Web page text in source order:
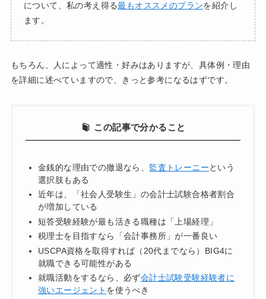
について、私の考え得る最もオススメのプランを紹介し
ます。
もちろん、人によって適性・好みはありますが、具体例・理由
を詳細に述べていますので、きっと参考になるはずです。
この記事で分かること
金銭的な理由での撤退なら、 監査トレーニーという
選択肢もある
近年は、「社会人受験生」の会計士試験合格者割合
が増加している
短答受験経験が最も活きる職種は「上場経理」
税理士を目指すなら「会計事務所」が一番良い
USCPA資格を取得すれば（20代までなら）BIG4に
就職できる可能性がある
就職活動をするなら、必ず会計士試験受験経験者に
強いエージェント を使うべき